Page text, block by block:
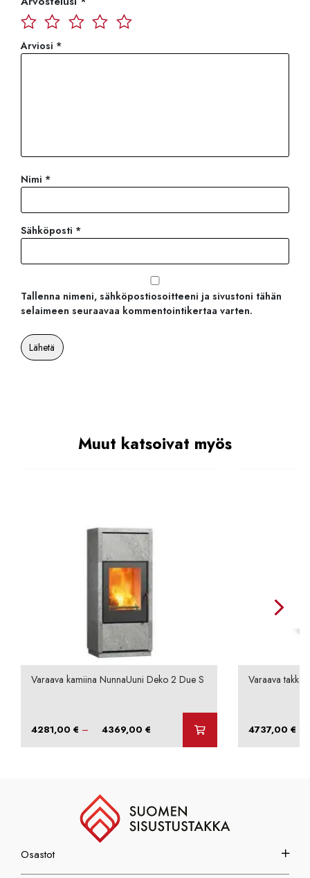
Arviosi *
Nimi *
Sähköposti *
Tallenna nimeni, sähköpostiosoitteeni ja sivustoni tähän
selaimeen seuraavaa kommentointikertaa varten.
Muut katsoivat myös
Varaava kamiina NunnaUuni Deko 2 Due S
4281,00€ – 4369,00€ Hintaluokka:
Varaava takka
4737,00 €
Osastot